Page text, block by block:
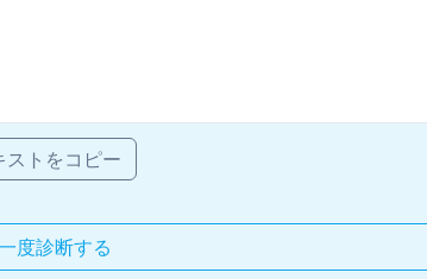
ストをコピー
度診断する